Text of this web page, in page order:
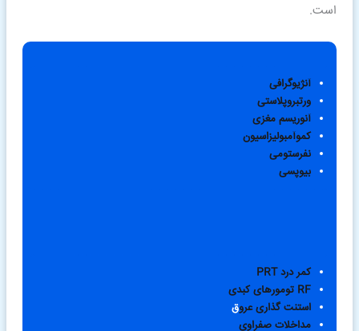
است.
آنژیوگرافی
ورتبروپلاستی
آنوریسم مغزی
کموآمبولیزاسیون
نفرستومی
بیوپسی
کمر درد PRT
RF تومورهای کبدی
استنت گذاری عروق
مداخلات صفراوی